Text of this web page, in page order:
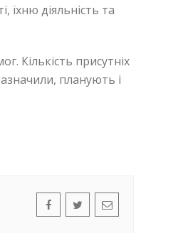
їхню діяльність та
Кількість присутніх
планують і